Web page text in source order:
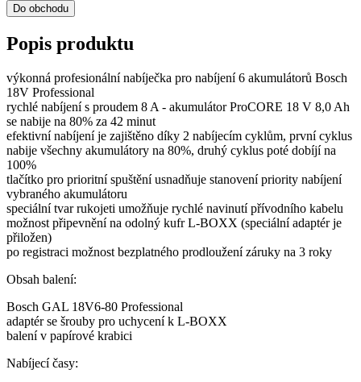
Do obchodu
Popis produktu
výkonná profesionální nabíječka pro nabíjení 6 akumulátorů Bosch
18V Professional
rychlé nabíjení s proudem 8 A - akumulátor ProCORE 18 V 8,0 Ah
se nabije na 80% za 42 minut
efektivní nabíjení je zajištěno díky 2 nabíjecím cyklům, první cyklus
nabije všechny akumulátory na 80%, druhý cyklus poté dobíjí na
100%
tlačítko pro prioritní spuštění usnadňuje stanovení priority nabíjení
vybraného akumulátoru
speciální tvar rukojeti umožňuje rychlé navinutí přívodního kabelu
možnost připevnění na odolný kufr L-BOXX (speciální adaptér je
přiložen)
po registraci možnost bezplatného prodloužení záruky na 3 roky
Obsah balení:
Bosch GAL 18V6-80 Professional
adaptér se šrouby pro uchycení k L-BOXX
balení v papírové krabici
Nabíjecí časy: